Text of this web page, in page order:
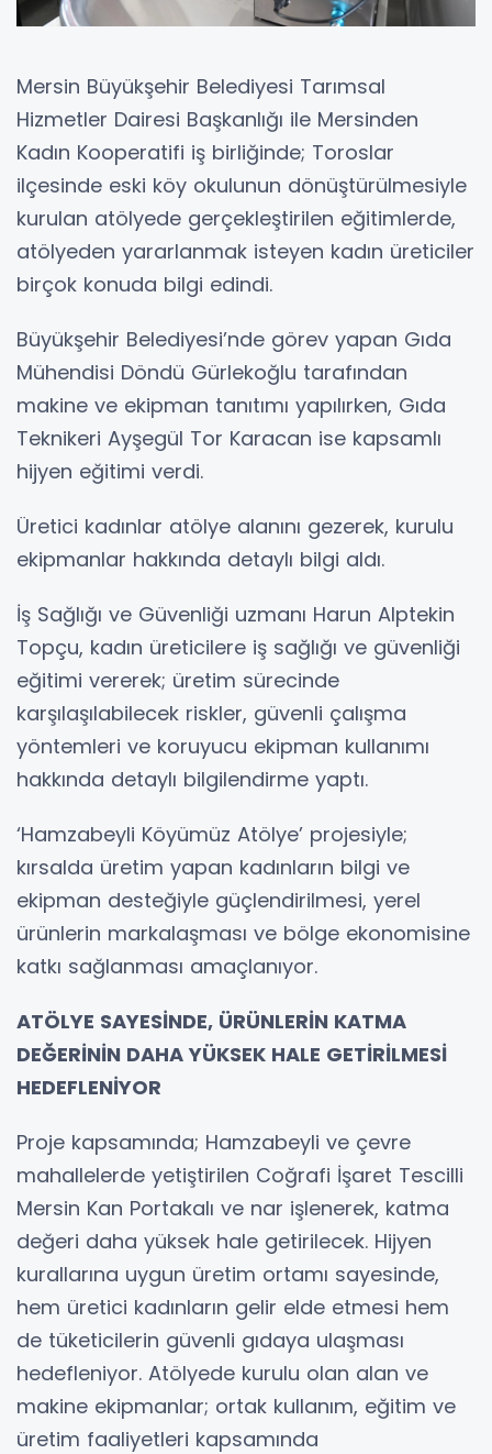
Mersin Büyükşehir Belediyesi Tarımsal
Hizmetler Dairesi Başkanlığı ile Mersinden
Kadın Kooperatifi iş birliğinde; Toroslar
ilçesinde eski köy okulunun dönüştürülmesiyle
kurulan atölyede gerçekleştirilen eğitimlerde,
atölyeden yararlanmak isteyen kadın üreticiler
birçok konuda bilgi edindi.
Büyükşehir Belediyesi’nde görev yapan Gıda
Mühendisi Döndü Gürlekoğlu tarafından
makine ve ekipman tanıtımı yapılırken, Gıda
Teknikeri Ayşegül Tor Karacan ise kapsamlı
hijyen eğitimi verdi.
Üretici kadınlar atölye alanını gezerek, kurulu
ekipmanlar hakkında detaylı bilgi aldı.
İş Sağlığı ve Güvenliği uzmanı Harun Alptekin
Topçu, kadın üreticilere iş sağlığı ve güvenliği
eğitimi vererek; üretim sürecinde
karşılaşılabilecek riskler, güvenli çalışma
yöntemleri ve koruyucu ekipman kullanımı
hakkında detaylı bilgilendirme yaptı.
‘Hamzabeyli Köyümüz Atölye’ projesiyle;
kırsalda üretim yapan kadınların bilgi ve
ekipman desteğiyle güçlendirilmesi, yerel
ürünlerin markalaşması ve bölge ekonomisine
katkı sağlanması amaçlanıyor.
ATÖLYE SAYESİNDE, ÜRÜNLERİN KATMA
DEĞERİNİN DAHA YÜKSEK HALE GETİRİLMESİ
HEDEFLENİYOR
Proje kapsamında; Hamzabeyli ve çevre
mahallelerde yetiştirilen Coğrafi İşaret Tescilli
Mersin Kan Portakalı ve nar işlenerek, katma
değeri daha yüksek hale getirilecek. Hijyen
kurallarına uygun üretim ortamı sayesinde,
hem üretici kadınların gelir elde etmesi hem
de tüketicilerin güvenli gıdaya ulaşması
hedefleniyor. Atölyede kurulu olan alan ve
makine ekipmanlar; ortak kullanım, eğitim ve
üretim faaliyetleri kapsamında